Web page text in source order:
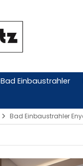
Bad Einbaustrahler